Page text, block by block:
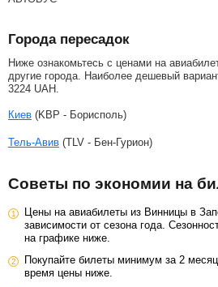
Города пересадок
Ниже ознакомьтесь с ценами на
другие города. Наиболее дешевый
3224 UAH
Киев (KBP - Борисполь)
Тель-Авив (TLV - Бен-Гурион)
Советы по экономии на
Цены на авиабилеты из Винницы в
зависимости от сезона года.
на графике ниже.
Покупайте билеты минимум за 2
время цены ниже.